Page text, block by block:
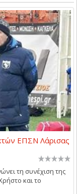
ΕΠΣΝ Λάρισας
τη συνέχιση της
και το